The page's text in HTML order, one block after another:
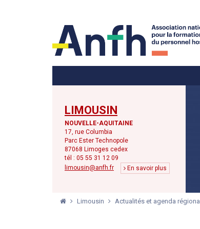
LIMOUSIN
NOUVELLE-AQUITAINE
17, rue Columbia
Parc Ester Technopole
87068 Limoges cedex
tél : 05 55 31 12 09
limousin@anfh.fr
En savoir plus
Limousin Actualités et agenda régional